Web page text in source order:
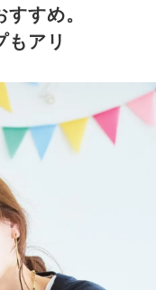
すめ。
もアリ